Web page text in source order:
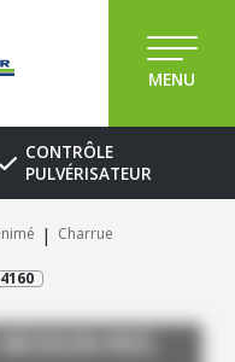
MENU
CONTRÔLE
PULVÉRISATEUR
Charrue